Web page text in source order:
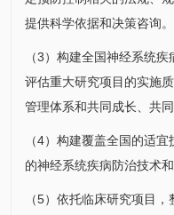
提供科学依据和决策咨询。
（3）构建全国神经系统
评估重大研究项目的实施
管理体系和共同成长、共
（4）构建覆盖全国的适
的神经系统疾病防治技术
（5）依托临床研究项目